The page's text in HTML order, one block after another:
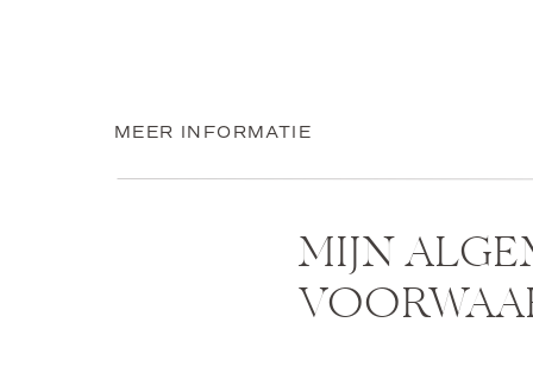
MEER INFORMATIE
MIJN